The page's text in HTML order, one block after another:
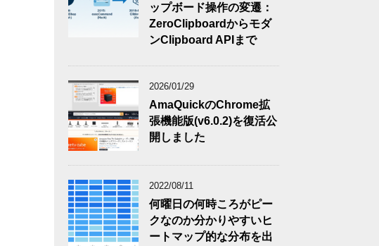
ップボード操作の変遷：
ZeroClipboardからモダ
ンClipboard APIまで
2026/01/29
AmaQuickのChrome拡
張機能版(v6.0.2)を復活公
開しました
2022/08/11
何曜日の何時ころがピー
クなのか分かりやすいヒ
ートマップ的な分布を出